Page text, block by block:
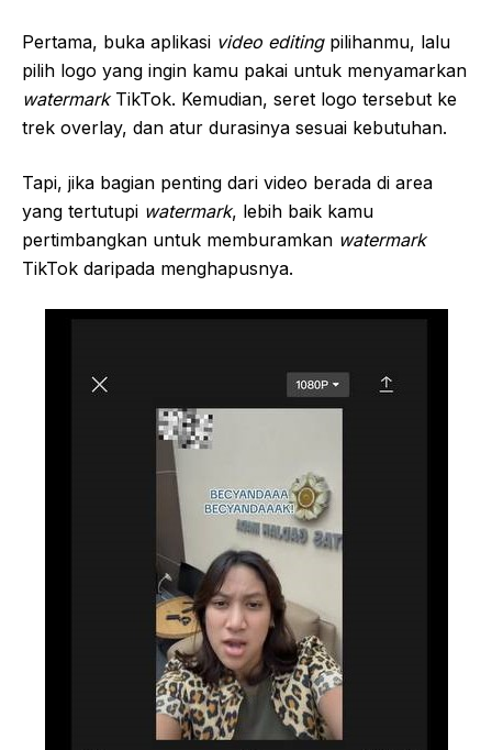
Pertama, buka aplikasi video editingpilihanmu, lalu
pilih logo yang ingin kamu pakai untuk menyamarkan
watermarkTikTok. Kemudian, seret logo tersebut ke
trek overlay, dan atur durasinya sesuai kebutuhan.
Tapi, jika bagian penting dari video berada di area
yang tertutupi watermark, lebih baik kamu
pertimbangkan untuk memburamkan watermark
TikTok daripada menghapusnya.